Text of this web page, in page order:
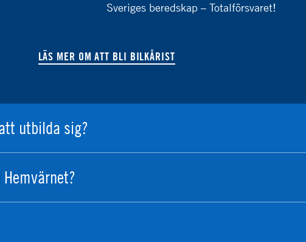
Sveriges beredskap – Totalförsvaret!
LÄS MER OM ATT BLI BILKÅRIST
utbilda sig?